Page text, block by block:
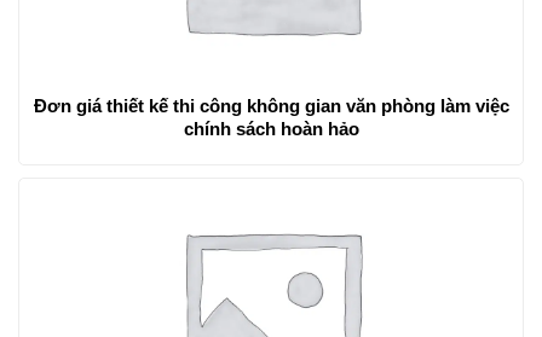
Đơn giá thiết kế thi công không gian văn phòng làm việc
chính sách hoàn hảo